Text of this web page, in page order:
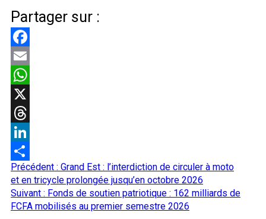
Partager sur :
Facebook
Email
WhatsApp
X
Threads
LinkedIn
Partager
Navigation
d’article
Précédent : Grand Est : l’interdiction de circuler à moto
et en tricycle prolongée jusqu’en octobre 2026
Suivant : Fonds de soutien patriotique : 162 milliards de
FCFA mobilisés au premier semestre 2026